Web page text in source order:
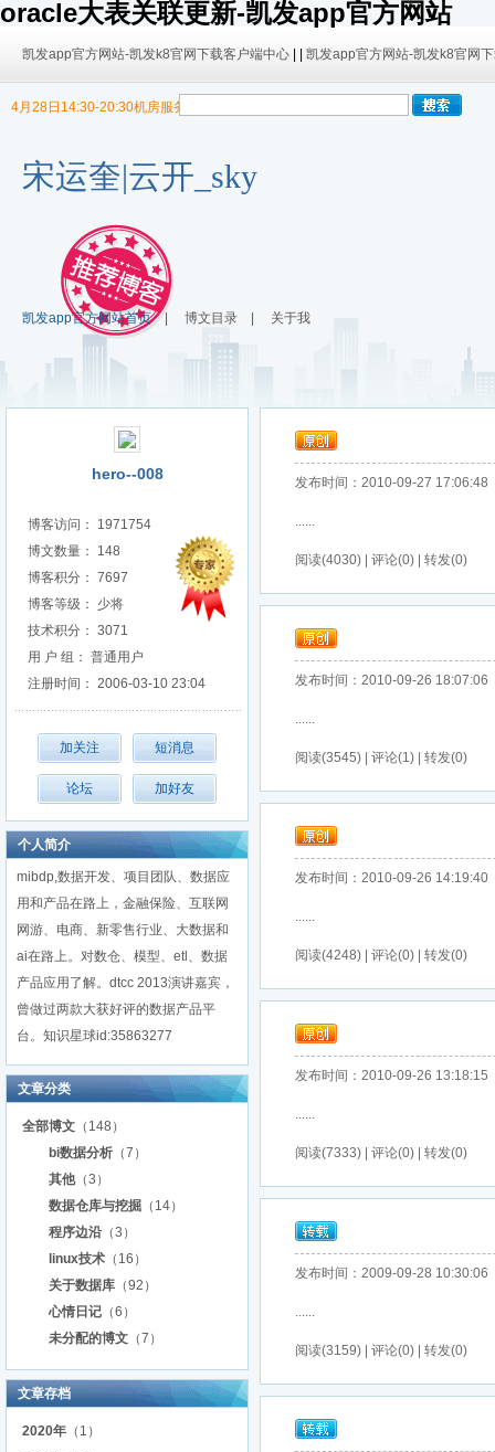
oracle大表关联更新-凯发app官方网站
凯发app官方网站-凯发k8官网下载客户端中心 凯发app官方网站-凯发k8官网
宋运奎|云开_sky
4月28日14:30-20:30机房服务器迁移，暂停博客使用
9/30日 14:00 -10/4日 08:00暂时无法发布内容！
凯发app官方网站首页| 博文目录 关于我
hero--008
博客访问： 1971754
博文数量： 148
博客积分： 7697
博客等级： 少将
技术积分： 3071
用 户 组： 普通用户
注册时间： 2006-03-10 23:04
个人简介
mibdp,数据开发、项目团队、数据应
用和产品在路上，金融保险、互联网
网游、电商、新零售行业、大数据和
ai在路上。对数仓、模型、etl、数据
产品应用了解。dtcc 2013演讲嘉宾，
曾做过两款大获好评的数据产品平
台。知识星球id:35863277
文章分类
全部博文 （148）
bi数据分析 （7）
其他（3）
数据仓库与挖掘 （14）
程序边沿 （3）
linux技术 （16）
关于数据库 （92）
心情日记 （6）
未分配的博文 （7）
文章存档
2020年 （1）
发布时间：2010-09-27 17:06:48
......
阅读(4030) | 评论(0) | 转发(0)
发布时间：2010-09-26 18:07:06
......
阅读(3545) | 评论(1) | 转发(0)
发布时间：2010-09-26 14:19:40
......
阅读(4248) | 评论(0) | 转发(0)
发布时间：2010-09-26 13:18:15
......
阅读(7333) | 评论(0) | 转发(0)
发布时间：2009-09-28 10:30:06
......
阅读(3159) | 评论(0) | 转发(0)